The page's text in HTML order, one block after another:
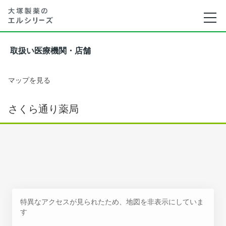
取扱い医療機関・店舗
マップを見る
さくら通り薬局
特異なアクセスが見られたため、地図を非表示にしていま
す